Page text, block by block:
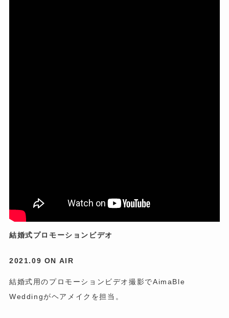
結婚式プロモーションビデオ
2021.09 ON AIR
結婚式用のプロモーションビデオ撮影でAimaBle
Weddingがヘアメイクを担当。